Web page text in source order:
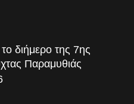
διήμερο της 7ης
Παραμυθιάς